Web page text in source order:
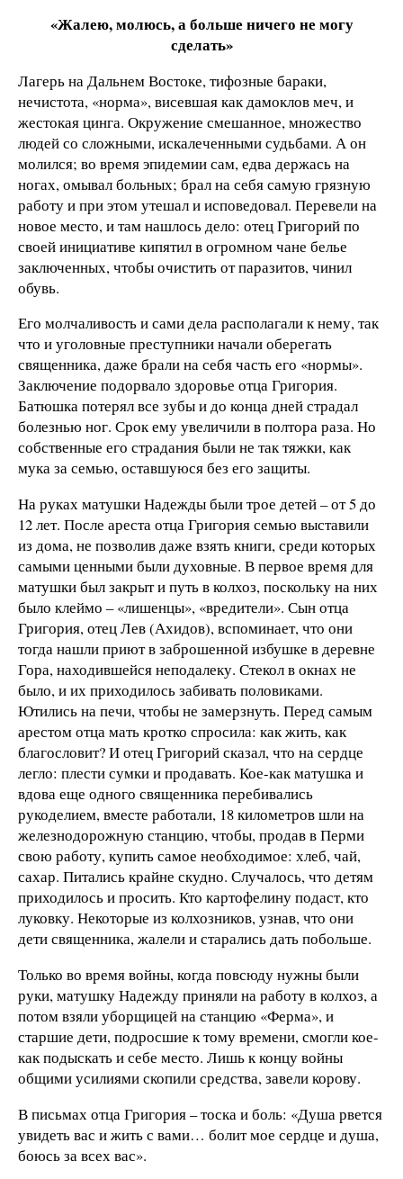
«Жалею, молюсь, а больше ничего не могу
сделать»
Лагерь на Дальнем Востоке, тифозные бараки,
нечистота, «норма», висевшая как дамоклов меч, и
жестокая цинга. Окружение смешанное, множество
людей со сложными, искалеченными судьбами. А он
молился; во время эпидемии сам, едва держась на
ногах, омывал больных; брал на себя самую грязную
работу и при этом утешал и исповедовал. Перевели на
новое место, и там нашлось дело: отец Григорий по
своей инициативе кипятил в огромном чане белье
заключенных, чтобы очистить от паразитов, чинил
обувь.
Его молчаливость и сами дела располагали к нему, так
что и уголовные преступники начали оберегать
священника, даже брали на себя часть его «нормы».
Заключение подорвало здоровье отца Григория.
Батюшка потерял все зубы и до конца дней страдал
болезнью ног. Срок ему увеличили в полтора раза. Но
собственные его страдания были не так тяжки, как
мука за семью, оставшуюся без его защиты.
На руках матушки Надежды были трое детей – от 5 до
12 лет. После ареста отца Григория семью выставили
из дома, не позволив даже взять книги, среди которых
самыми ценными были духовные. В первое время для
матушки был закрыт и путь в колхоз, поскольку на них
было клеймо – «лишенцы», «вредители». Сын отца
Григория, отец Лев (Ахидов), вспоминает, что они
тогда нашли приют в заброшенной избушке в деревне
Гора, находившейся неподалеку. Стекол в окнах не
было, и их приходилось забивать половиками.
Ютились на печи, чтобы не замерзнуть. Перед самым
арестом отца мать кротко спросила: как жить, как
благословит? И отец Григорий сказал, что на сердце
легло: плести сумки и продавать. Кое-как матушка и
вдова еще одного священника перебивались
рукоделием, вместе работали, 18 километров шли на
железнодорожную станцию, чтобы, продав в Перми
свою работу, купить самое необходимое: хлеб, чай,
сахар. Питались крайне скудно. Случалось, что детям
приходилось и просить. Кто картофелину подаст, кто
луковку. Некоторые из колхозников, узнав, что они
дети священника, жалели и старались дать побольше.
Только во время войны, когда повсюду нужны были
руки, матушку Надежду приняли на работу в колхоз, а
потом взяли уборщицей на станцию «Ферма», и
старшие дети, подросшие к тому времени, смогли кое-
как подыскать и себе место. Лишь к концу войны
общими усилиями скопили средства, завели корову.
В письмах отца Григория – тоска и боль: «Душа рвется
увидеть вас и жить с вами… болит мое сердце и душа,
боюсь за всех вас».